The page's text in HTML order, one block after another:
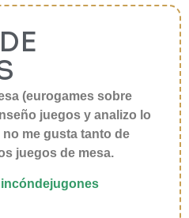
(eurogames sobre
juegos y analizo lo
me gusta tanto de
juegos de mesa.